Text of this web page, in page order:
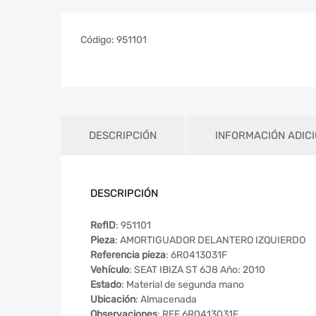
Código: 951101
DESCRIPCIÓN INFORMACIÓN
DESCRIPCIÓN
RefID: 951101
Pieza: AMORTIGUADOR DELANTERO IZQUIERDO
Referencia pieza: 6R0413031F
Vehículo: SEAT IBIZA ST 6J8 Año: 2010
Estado: Material de segunda mano
Ubicación: Almacenada